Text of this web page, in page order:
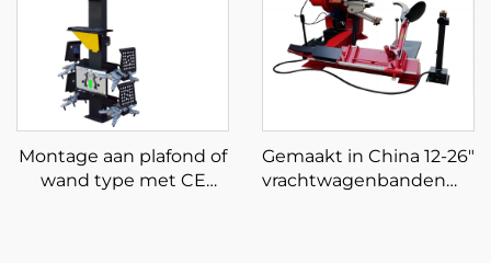
Montage aan plafond of
wand type met CE
Gemaakt in China 12-26"